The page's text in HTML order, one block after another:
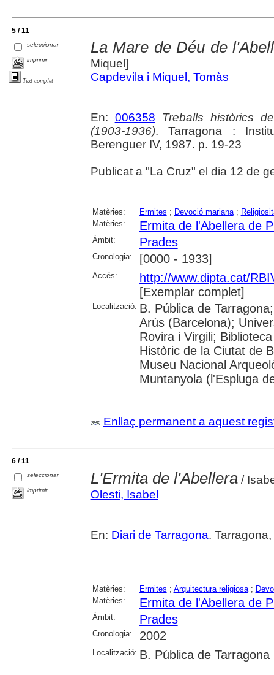
5 / 11
seleccionar
imprimir
Text complet
La Mare de Déu de
Miquel]
Capdevila i Miquel, Tomàs
En: 006358
Treballs històrics
(1903-1936). Tarragona :
Berenguer IV, 1987. p. 19-23
Publicat a "La Cruz" el dia 12 de
Matèries: Ermites ; Devoció mariana;
Matèries:
Ermita de l'Abellera de
Àmbit: Prades
Cronologia: [0000 - 1933]
Accés:
http://www.dipta.cat/
[Exemplar complet]
Localització: B. Pública de
Arús (Barcelona);
Rovira i Virgili;
Històric de la Ciutat de
Museu Nacional
Muntanyola (l'Espluga
Enllaç permanent a aquest
6 / 11
seleccionar
imprimir
L'Ermita de l'Abellera/
Olesti, Isabel
En: Diari de Tarragona.
Matèries: Ermites ; Arquitectura religiosa;
Matèries:
Ermita de l'Abellera de
Àmbit: Prades
Cronologia: 2002
Localització: B. Pública de Tarragona